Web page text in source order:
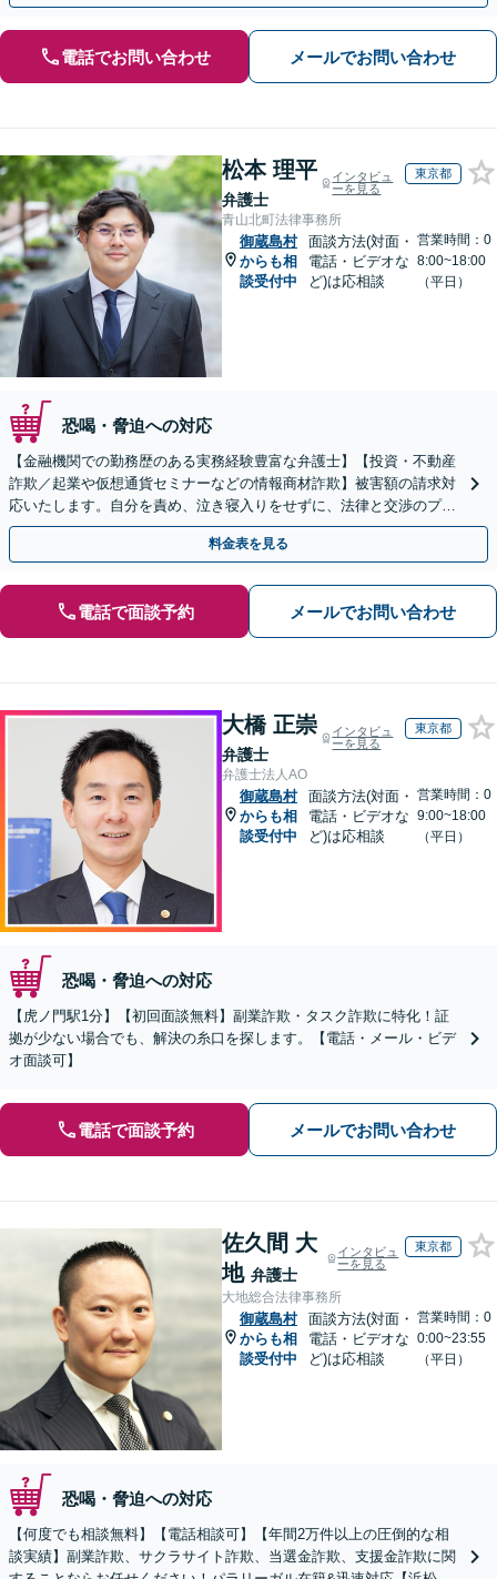
電話でお問い合わせ メールでお問い合わせ
松本 理平
弁護士
インタビュ
ーを見る
東京都
青山北町法律事務所
御蔵島村
からも相
談受付中
面談方法(対面・
電話・ビデオな
ど)は応相談
営業時間：0
8:00~18:00
（平日）
恐喝・脅迫への対応
【金融機関での勤務歴のある実務経験豊富な弁護士】【投資・不動産
詐欺／起業や仮想通貨セミナーなどの情報商材詐欺】被害額の請求対
応いたします。自分を責め、泣き寝入りをせずに、法律と交渉のプロ
にまずはご相談ください。【表参道駅から徒歩3分】
料金表を見る
電話で面談予約 メールでお問い合わせ
大橋 正崇
弁護士
インタビュ
ーを見る
東京都
弁護士法人AO
御蔵島村
からも相
談受付中
面談方法(対面・
電話・ビデオな
ど)は応相談
営業時間：0
9:00~18:00
（平日）
恐喝・脅迫への対応
【虎ノ門駅1分】【初回面談無料】副業詐欺・タスク詐欺に特化！証
拠が少ない場合でも、解決の糸口を探します。【電話・メール・ビデ
オ面談可】
電話で面談予約 メールでお問い合わせ
佐久間 大
地 弁護士
インタビュ
ーを見る
東京都
大地総合法律事務所
御蔵島村
からも相
談受付中
面談方法(対面・
電話・ビデオな
ど)は応相談
営業時間：0
0:00~23:55
（平日）
恐喝・脅迫への対応
【何度でも相談無料】【電話相談可】【年間2万件以上の圧倒的な相
談実績】副業詐欺、サクラサイト詐欺、当選金詐欺、支援金詐欺に関